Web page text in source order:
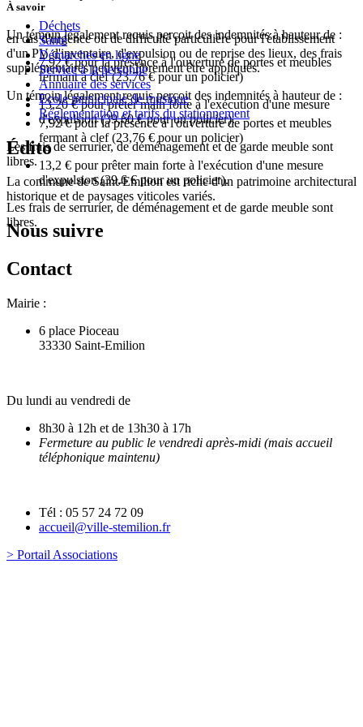
Un témoin légalement requis perçoit des indemnités à hauteur de :
7,92 €pour la présence à l'ouverture de portes et meubles
fermant à clef (23,76 €pour un policier)
13,20 €pour prêter main forte à l'exécution d'une mesure
d'expulsion (39,60 €pour un policier).
Les frais de serrurier, de déménagement et de garde meuble sont
libres.
À savoir
en cas d'urgence ou de difficulté particulière pour l'établissement
d'un PV d'inventaire, d'expulsion ou de reprise des lieux, des frais
supplémentaires peuvent librement être appliqués.
Un témoin légalement requis perçoit des indemnités à hauteur de :
7,92 €pour la présence à l'ouverture de portes et meubles
fermant à clef (23,76 €pour un policier)
13,2 € pour prêter main forte à l'exécution d'une mesure
d'expulsion (39,6 €pour un policier).
Les frais de serrurier, de déménagement et de garde meuble sont
libres.
Déchets
Santé
Démarches en ligne
Service à la personne
Annuaire des services
Ecole municipale de musique
Réglementation et tarifs du stationnement
Édito
La commune de Saint-Emilion est riche d'un patrimoine architectural
historique et de paysages viticoles variés.
Nous suivre
Contact
Mairie :
6 place Pioceau
33330 Saint-Emilion
Du lundi au vendredi de
8h30 à 12h et de 13h30 à 17h
Fermeture au public le vendredi après-midi (mais accueil
téléphonique maintenu)
Tél : 05 57 24 72 09
accueil@ville-stemilion.fr
> Portail Associations